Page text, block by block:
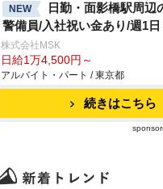
NEW
日勤・面影橋駅周辺
警備員/入社祝い金あり/週1
株式会社MSK
日給1万4,500円～
アルバイト・パート / 東京都
続きはこちら